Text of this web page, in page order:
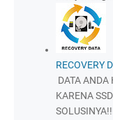
RECOVERY
DATA ANDA
KARENA